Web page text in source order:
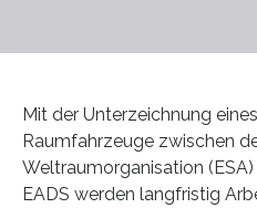
Mit der Unterzeichnung
Raumfahrzeuge zwischen
Weltraumorganisation
EADS werden langfristig